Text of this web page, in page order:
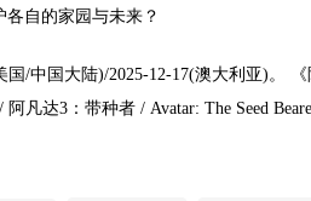
自的家园与未来？
国大陆)/2025-12-17(澳大利亚)。 《
达3：带种者 / Avatar: The Seed